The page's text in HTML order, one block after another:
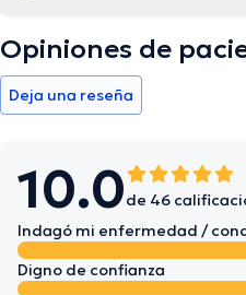
Opiniones de
Deja una reseña
10.0de 46
Indagó mi enfermedad /
Digno de confianza